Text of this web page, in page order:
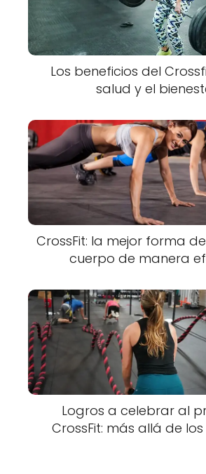
Los beneficios del
salud y el
CrossFit: la mejor forma
cuerpo de manera
Logros a celebrar al
CrossFit: más allá de